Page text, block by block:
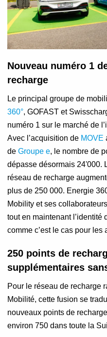
Nouveau numéro 1
recharge
Le principal groupe de
360°, GOFAST et
numéro 1 sur le marché de
Avec l’acquisition de MOVE
de Groupe e, le nombre de
dépasse désormais 24'000.
réseau de recharge
plus de 250 000. Energie
Mobility et ses
tout en maintenant l’identité
comme c’est le cas pour les
250 points de
supplémentaires
Pour le réseau de recharge
Mobilité, cette fusion se
nouveaux points de
environ 750 dans toute la